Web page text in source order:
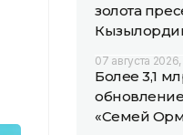
золота
07 августа
Более 3,1
«Семей